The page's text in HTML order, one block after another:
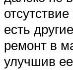
есть
ремонт в
улучшив